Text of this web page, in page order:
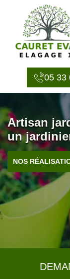
05 33
Artisan
un
NOS